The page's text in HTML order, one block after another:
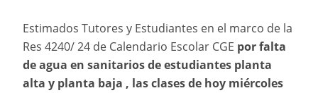
Estimados Tutores y Estudiantes en el marco de la
Res 4240/ 24 de Calendario Escolar CGE por falta
de agua en sanitarios de estudiantes planta
alta y planta baja , las clases de hoy miércoles